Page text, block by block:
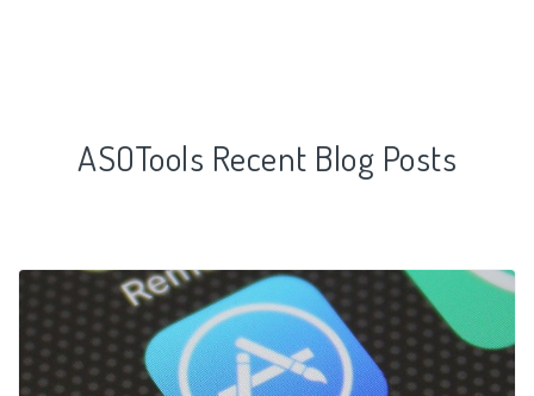
ASOTools Recent Blog Posts